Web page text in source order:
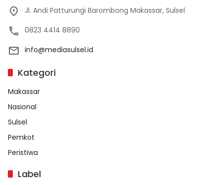
Jl. Andi Patturungi Barombong Makassar, Sulsel
0823 4414 8890
info@mediasulsel.id
Kategori
Makassar
Nasional
Sulsel
Pemkot
Peristiwa
Label